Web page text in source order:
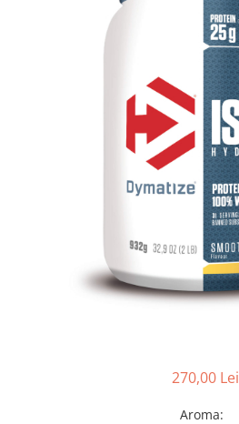
270,00 Lei
Aroma: